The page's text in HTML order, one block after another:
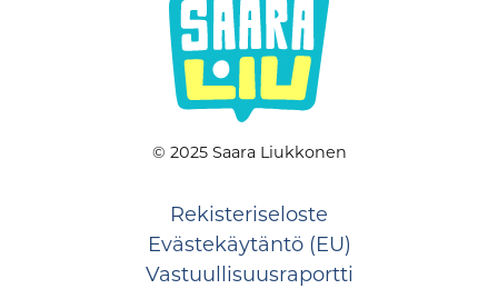
© 2025 Saara Liukkonen
Rekisteriseloste
Evästekäytäntö (EU)
Vastuullisuusraportti